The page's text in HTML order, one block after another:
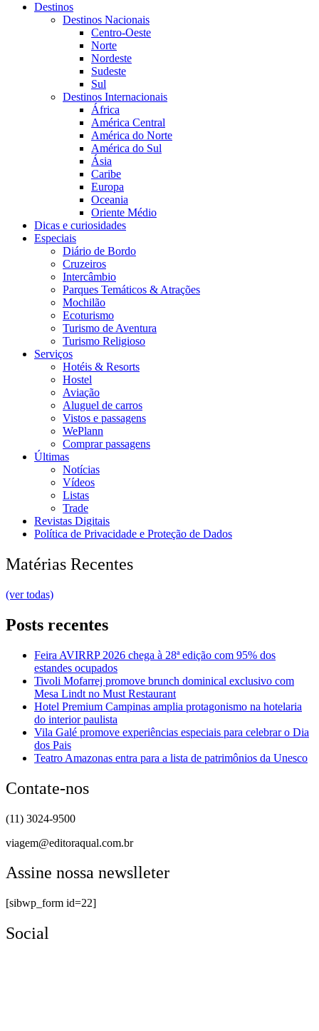
Destinos
Destinos Nacionais
Centro-Oeste
Norte
Nordeste
Sudeste
Sul
Destinos Internacionais
África
América Central
América do Norte
América do Sul
Ásia
Caribe
Europa
Oceania
Oriente Médio
Dicas e curiosidades
Especiais
Diário de Bordo
Cruzeiros
Intercâmbio
Parques Temáticos & Atrações
Mochilão
Ecoturismo
Turismo de Aventura
Turismo Religioso
Serviços
Hotéis & Resorts
Hostel
Aviação
Aluguel de carros
Vistos e passagens
WePlann
Comprar passagens
Últimas
Notícias
Vídeos
Listas
Trade
Revistas Digitais
Política de Privacidade e Proteção de Dados
Matérias Recentes
(ver todas)
Posts recentes
Feira AVIRRP 2026 chega à 28ª edição com 95% dos
estandes ocupados
Tivoli Mofarrej promove brunch dominical exclusivo com
Mesa Lindt no Must Restaurant
Hotel Premium Campinas amplia protagonismo na hotelaria
do interior paulista
Vila Galé promove experiências especiais para celebrar o Dia
dos Pais
Teatro Amazonas entra para a lista de patrimônios da Unesco
Contate-nos
(11) 3024-9500
viagem@editoraqual.com.br
Assine nossa newslleter
[sibwp_form id=22]
Social